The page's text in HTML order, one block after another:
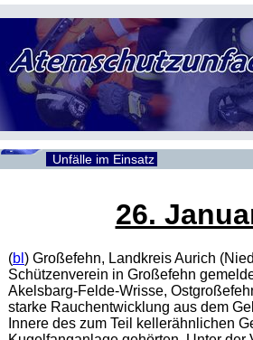
Unfälle im Einsatz
26.
(bl ) Großefehn, Landkreis Aurich
Schützenverein in Großefehn
Akelsbarg-Felde-Wrisse,
starke Rauchentwicklung aus dem
Innere des zum Teil kellerähnlichen